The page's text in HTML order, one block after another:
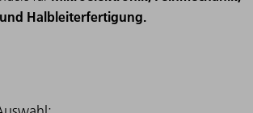
Halbleiterfertigung.